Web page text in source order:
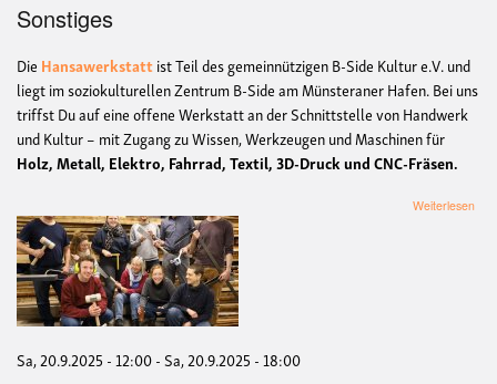
Sonstiges
Die Hansawerkstattist Teil des gemeinnützigen B-Side Kultur e.V. und
liegt im soziokulturellen Zentrum B-Side am Münsteraner Hafen. Bei uns
triffst Du auf eine offene Werkstatt an der Schnittstelle von Handwerk
und Kultur – mit Zugang zu Wissen, Werkzeugen und Maschinen für
Holz, Metall, Elektro, Fahrrad, Textil, 3D-Druck und CNC-Fräsen.
Weiterlesen
Sa, 20.9.2025 - 12:00-Sa, 20.9.2025 - 18:00